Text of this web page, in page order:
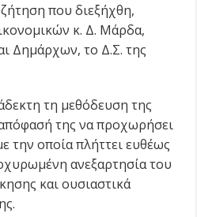
που διεξήχθη,
κ. Δ. Μάρδα,
Δημάρχων, το Δ.Σ. της
τη μεθόδευση της
της να προχωρήσει
την οποία πλήττει ευθέως
ανεξαρτησία του
και ουσιαστικά